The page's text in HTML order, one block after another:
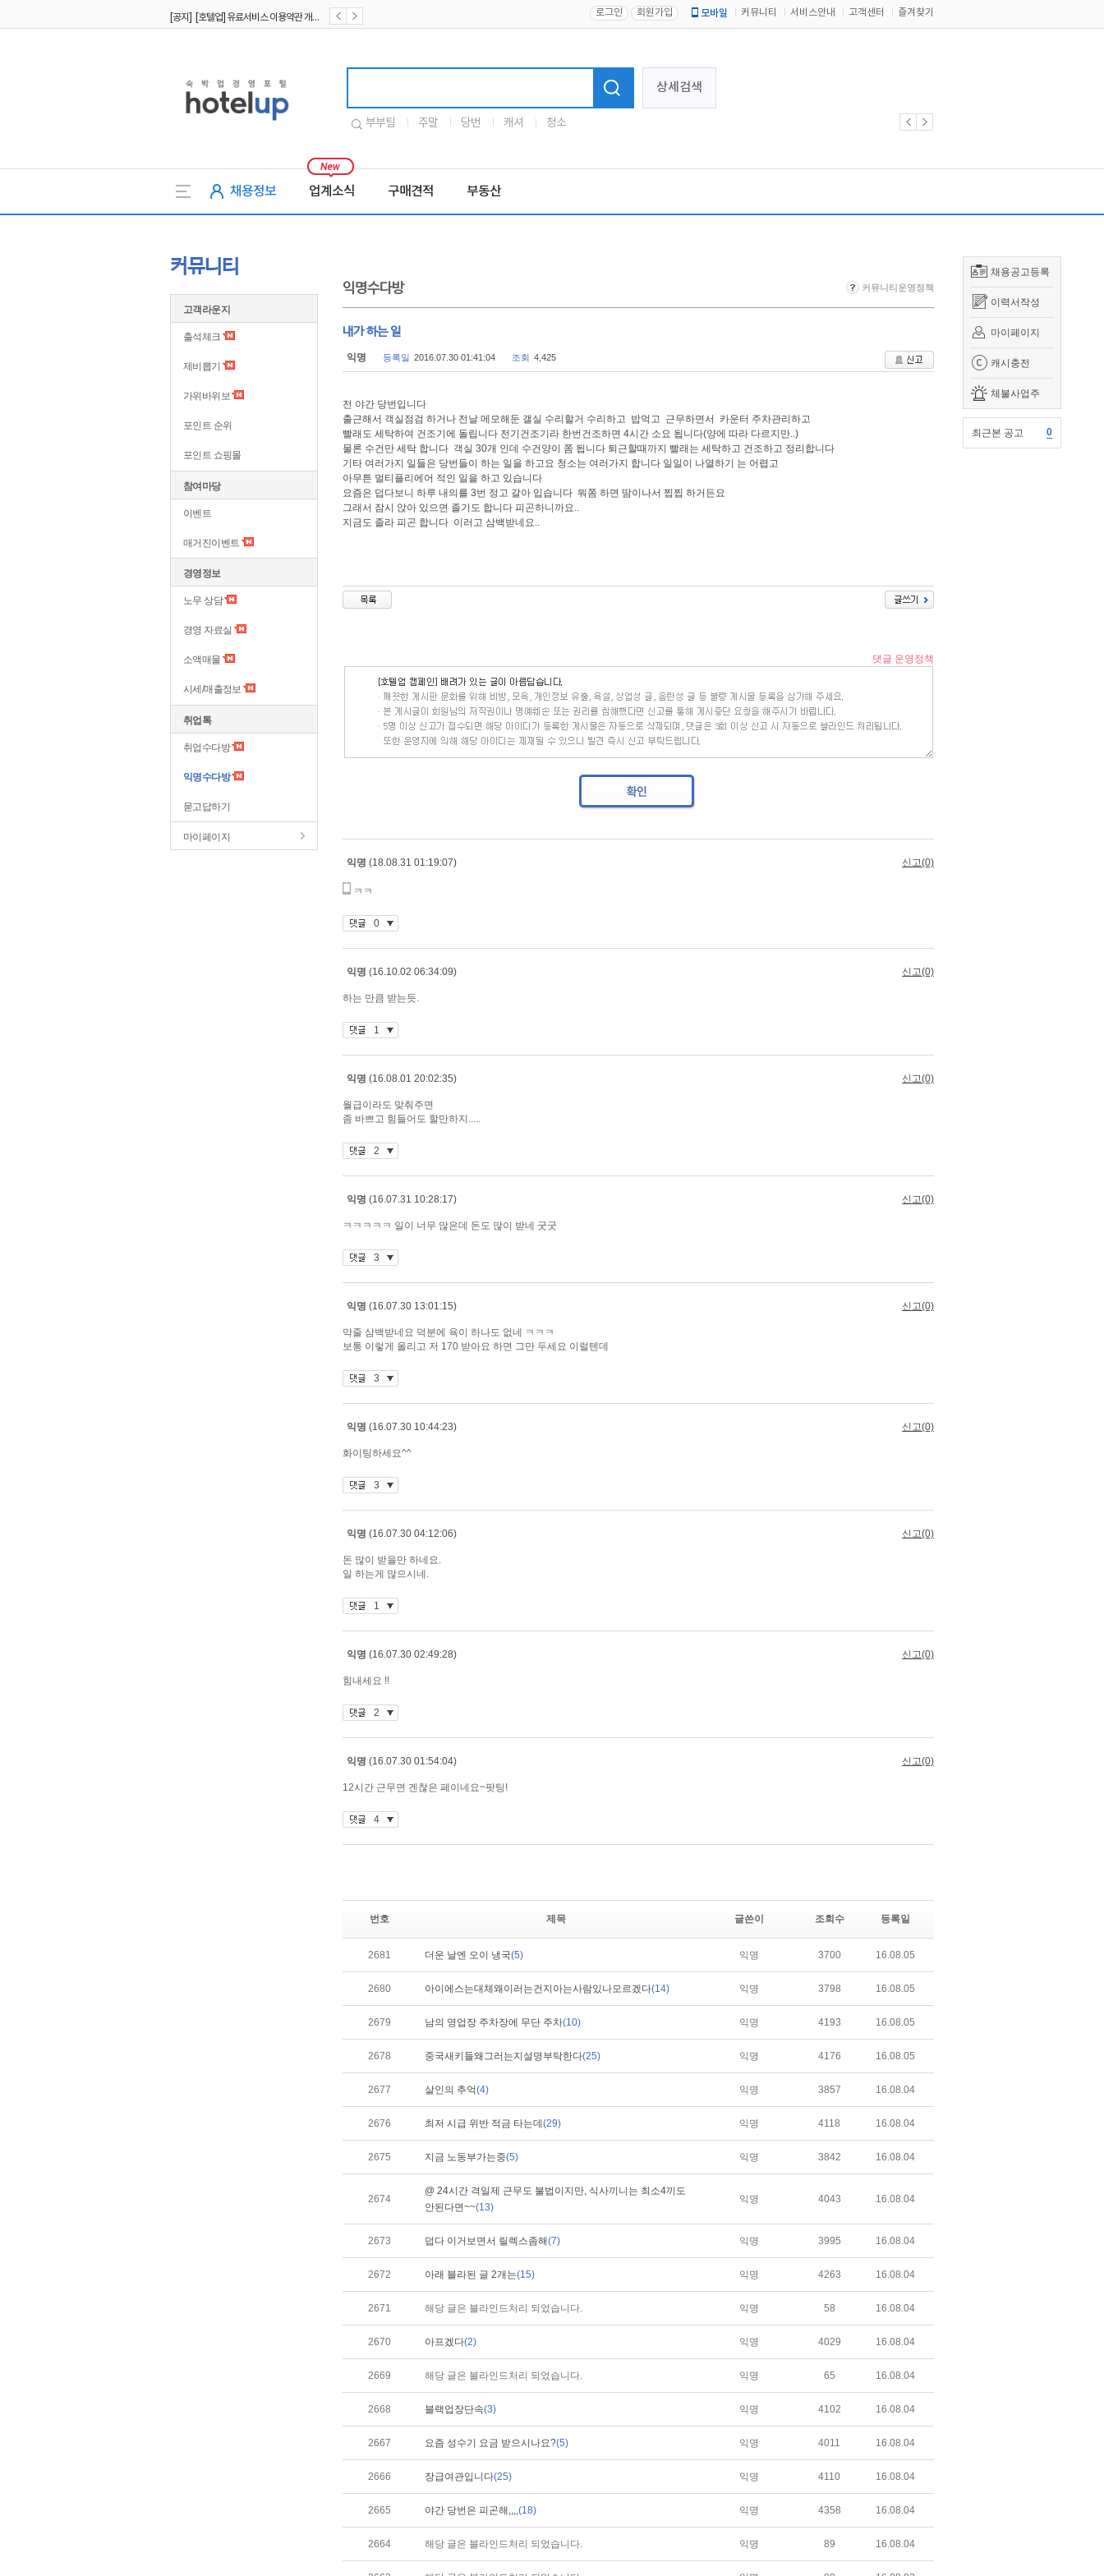
로그인 회원가입 모바일 커뮤니티 서비스안내 고객센터 즐겨찾기
상세검색
부부팀 주말 당번 캐셔 청소
채용정보 업계소식 구매견적 부동산
채용공고등록
이력서작성
마이페이지
캐시충전
체불사업주
최근본 공고 0
커뮤니티
고객라운지
출석체크
제비뽑기
가위바위보
포인트 순위
포인트 쇼핑몰
참여마당
이벤트
매거진이벤트
경영정보
노무 상담
경영 자료실
소액매물
시세/매출정보
취업톡
취업수다방
익명수다방
묻고답하기
마이페이지
익명수다방 커뮤니티운영정책
내가 하는 일
익명 등록일 2016.07.30 01:41:04 조회 4,425
전 야간 당번입니다
출근해서 객실점검 하거나 전날 메모해둔 갤실 수리할거 수리하고 밥먹고 근무하면서 카운터 주차관리하고
빨래도 세탁하여 건조기에 돌립니다 전기건조기라 한번건조하면 4시간 소요 됩니다(양에 따라 다르지만..)
물론 수건만 세탁 합니다 객실 30개 인데 수건양이 쫌 됩니다 퇴근할때까지 빨래는 세탁하고 건조하고 정리합니다
기타 여러가지 일들은 당번들이 하는 일을 하고요 청소는 여러가지 합니다 일일이 나열하기 는 어렵고
아무튼 멀티플리에어 적인 일을 하고 있습니다
요즘은 덥다보니 하루 내의를 3번 정고 갈아 입습니다 뭐쫌 하면 땀이나서 찝찝 하거든요
그래서 잠시 앉아 있으면 졸기도 합니다 피곤하니까요..
지금도 졸라 피곤 합니다 이러고 삼백받네요..
번호 제목 글쓴이 조회수 등록일
2681 더운 날엔 오이 냉국(5) 익명 3700 16.08.05
2680 아이에스는대체왜이러는건지아는사람있나모르겠다(14) 익명 3798 16.08.05
2679 남의 영업장 주차장에 무단 주차(10) 익명 4193 16.08.05
2678 중국새키들왜그러는지설명부탁한다(25) 익명 4176 16.08.05
2677 살인의 추억(4) 익명 3857 16.08.04
2676 최저 시급 위반 적금 타는데 (29) 익명 4118 16.08.04
2675 지금 노동부가는중(5) 익명 3842 16.08.04
2674
@ 24시간 격일제 근무도 불법이지만, 식사끼니는 최소4끼도
안된다면~~(13)
익명 4043 16.08.04
2673 덥다 이거보면서 릴렉스좀해(7) 익명 3995 16.08.04
2672 아래 블라된 글 2개는(15) 익명 4263 16.08.04
2671 해당 글은 블라인드처리 되었습니다. 익명 58 16.08.04
2670 아프겠다(2) 익명 4029 16.08.04
2669 해당 글은 블라인드처리 되었습니다. 익명 65 16.08.04
2668 블랙업장단속(3) 익명 4102 16.08.04
2667 요즘 성수기 요금 받으시나요?(5) 익명 4011 16.08.04
2666 장급여관입니다(25) 익명 4110 16.08.04
2665 야간 당번은 피곤해,,,,(18) 익명 4358 16.08.04
2664 해당 글은 블라인드처리 되었습니다. 익명 89 16.08.04